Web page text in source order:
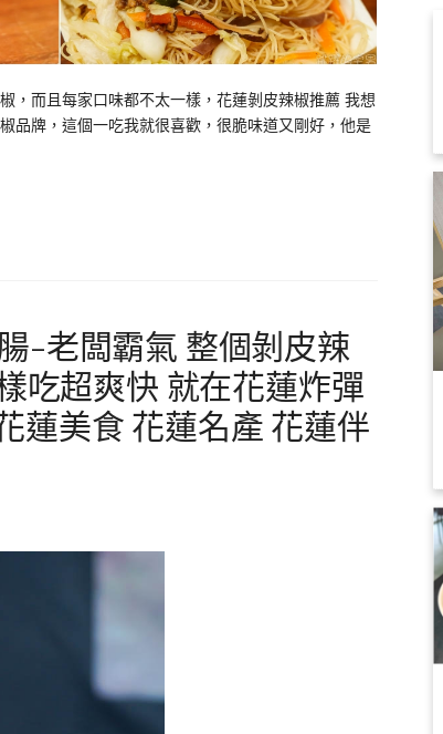
，而且每家口味都不太一樣，花蓮剝皮辣椒推薦 我想
品牌，這個一吃我就很喜歡，很脆味道又剛好，他是
-老闆霸氣 整個剝皮辣
吃超爽快 就在花蓮炸彈
蓮美食 花蓮名產 花蓮伴